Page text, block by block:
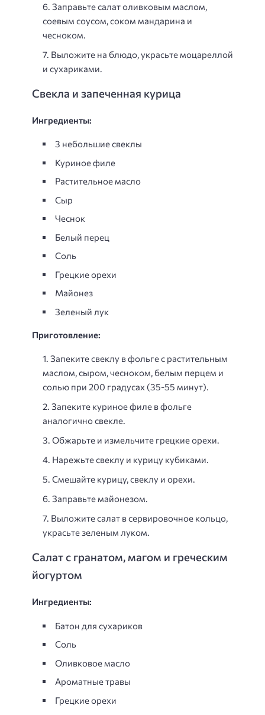
Заправьте салат оливковым маслом,
соевым соусом, соком мандарина и
чесноком.
Выложите на блюдо, украсьте моцареллой
и сухариками.
Свекла и запеченная курица
Ингредиенты:
3 небольшие свеклы
Куриное филе
Растительное масло
Сыр
Чеснок
Белый перец
Соль
Грецкие орехи
Майонез
Зеленый лук
Приготовление:
Запеките свеклу в фольге с растительным
маслом, сыром, чесноком, белым перцем и
солью при 200 градусах (35-55 минут).
Запеките куриное филе в фольге
аналогично свекле.
Обжарьте и измельчите грецкие орехи.
Нарежьте свеклу и курицу кубиками.
Смешайте курицу, свеклу и орехи.
Заправьте майонезом.
Выложите салат в сервировочное кольцо,
украсьте зеленым луком.
Салат с гранатом, магом и греческим
йогуртом
Ингредиенты:
Батон для сухариков
Соль
Оливковое масло
Ароматные травы
Грецкие орехи